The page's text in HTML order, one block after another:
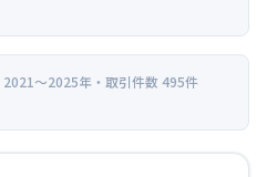
2021〜2025年 ・取引件数 495件